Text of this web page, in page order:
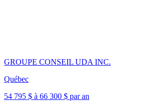
GROUPE CONSEIL UDA INC.
Québec
54 795 $ à 66 300 $ par an